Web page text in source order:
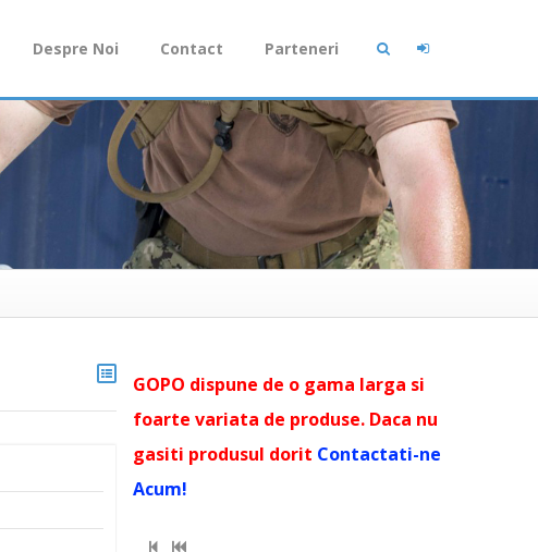
Despre Noi Contact Parteneri
GOPO dispune de o gama larga si
foarte variata de produse. Daca nu
gasiti produsul dorit Contactati-ne
Acum!